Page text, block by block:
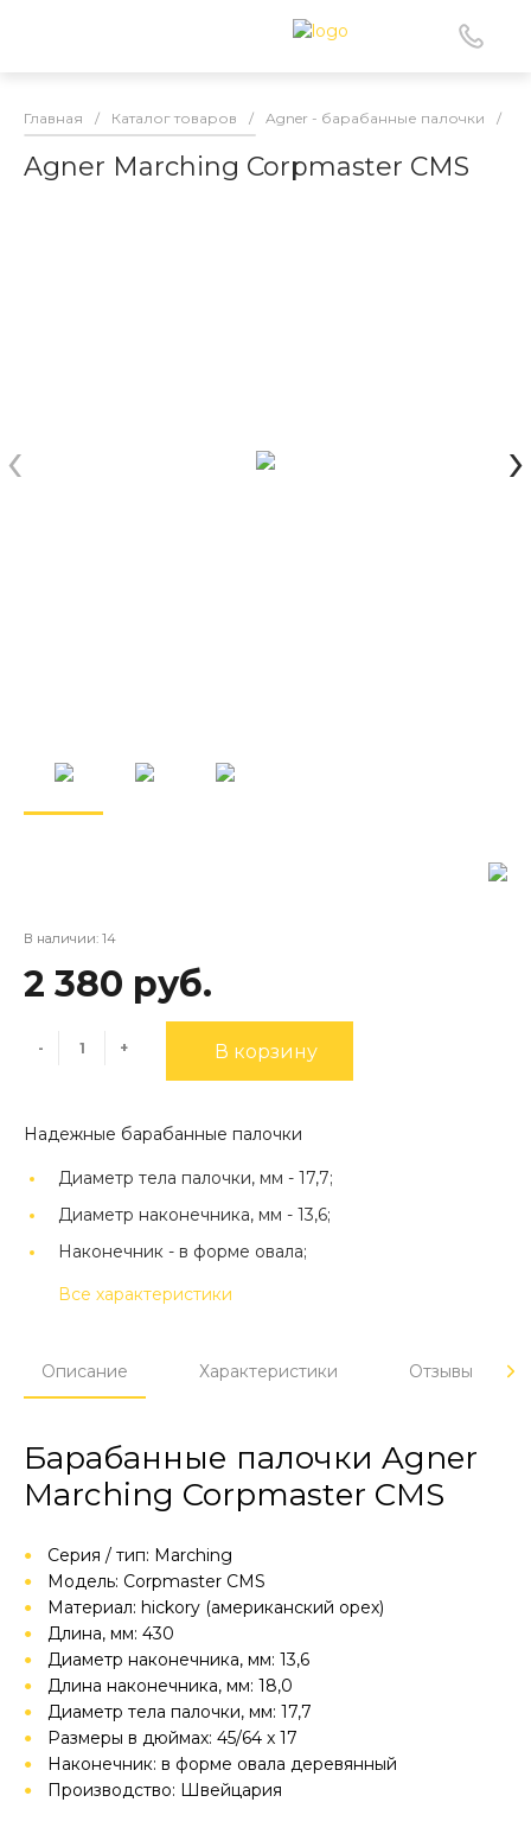
Главная / Каталог товаров / Agner - барабанные палочки /
Agner Marching Corpmaster CMS
‹ ›
В наличии: 14
2 380 руб.
- + В корзину
Надежные барабанные палочки
Диаметр тела палочки, мм - 17,7;
Диаметр наконечника, мм - 13,6;
Наконечник - в форме овала;
Все характеристики
Описание Характеристики Отзывы
Барабанные палочки Agner
Marching Corpmaster CMS
Серия / тип: Marching
Модель: Corpmaster CMS
Материал: hickory (американский орех)
Длина, мм: 430
Диаметр наконечника, мм: 13,6
Длина наконечника, мм: 18,0
Диаметр тела палочки, мм: 17,7
Размеры в дюймах: 45/64 x 17
Наконечник: в форме овала деревянный
Производство: Швейцария